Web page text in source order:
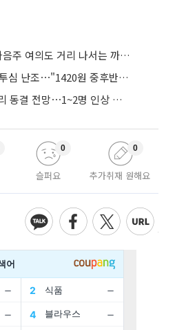
'국책은행 3사' 직원들, 다음주 여의도 거리 나서는 까닭은
호르무즈발 유가 상승에 투심 난조⋯"1420원 중후반 등락"
우리금융硏 "8월 기준금리 동결 전망⋯1~2명 인상 소수의견 낼 것"
슬퍼요
0
추가취재 원해요
0